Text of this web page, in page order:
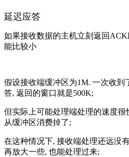
延迟应答
如果接收数据的主机立刻返回
能比较小
假设接收端缓冲区为1M. 一次收到
答, 返回的窗口就是500K;
但实际上可能处理端处理的速度很
从缓冲区消费掉了;
在这种情况下, 接收端处理还远没
再放大一些, 也能处理过来;